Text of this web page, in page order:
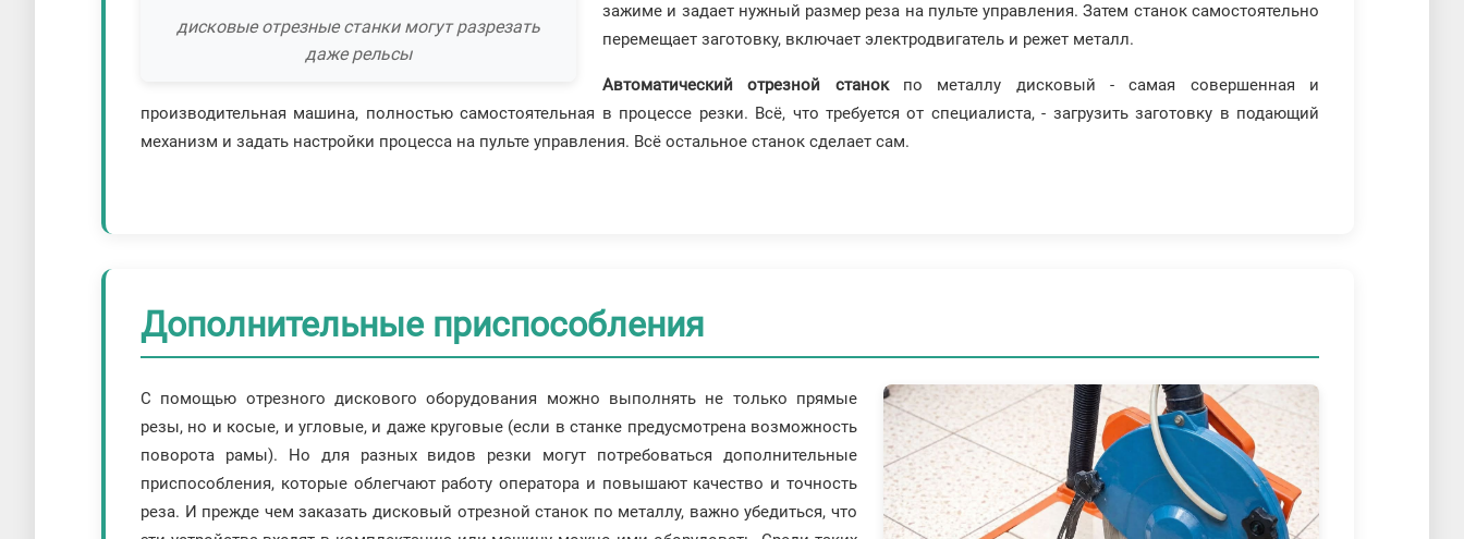
дисковые отрезные станки могут разрезать
даже рельсы
зажиме и задает нужный размер реза на пульте управления. Затем станок самостоятельно
перемещает заготовку, включает электродвигатель и режет металл.
Автоматический отрезной станокпо металлу дисковый - самая совершенная и
производительная машина, полностью самостоятельная в процессе резки. Всё, что требуется от специалиста, - загрузить заготовку в подающий
механизм и задать настройки процесса на пульте управления. Всё остальное станок сделает сам.
Дополнительные приспособления
С помощью отрезного дискового оборудования можно выполнять не только прямые
резы, но и косые, и угловые, и даже круговые (если в станке предусмотрена возможность
поворота рамы). Но для разных видов резки могут потребоваться дополнительные
приспособления, которые облегчают работу оператора и повышают качество и точность
реза. И прежде чем заказать дисковый отрезной станок по металлу, важно убедиться, что